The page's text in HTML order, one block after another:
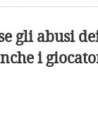
gli abusi
i